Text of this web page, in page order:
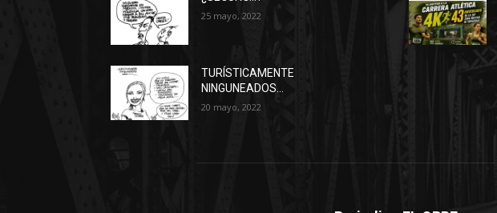
25 mayo, 2022
TURÍSTICAMENTE
NINGUNEADOS…
20 mayo, 2022